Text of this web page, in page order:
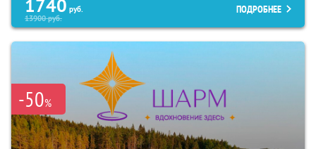
1740 руб.
13900руб.
ПОДРОБНЕЕ
-50%